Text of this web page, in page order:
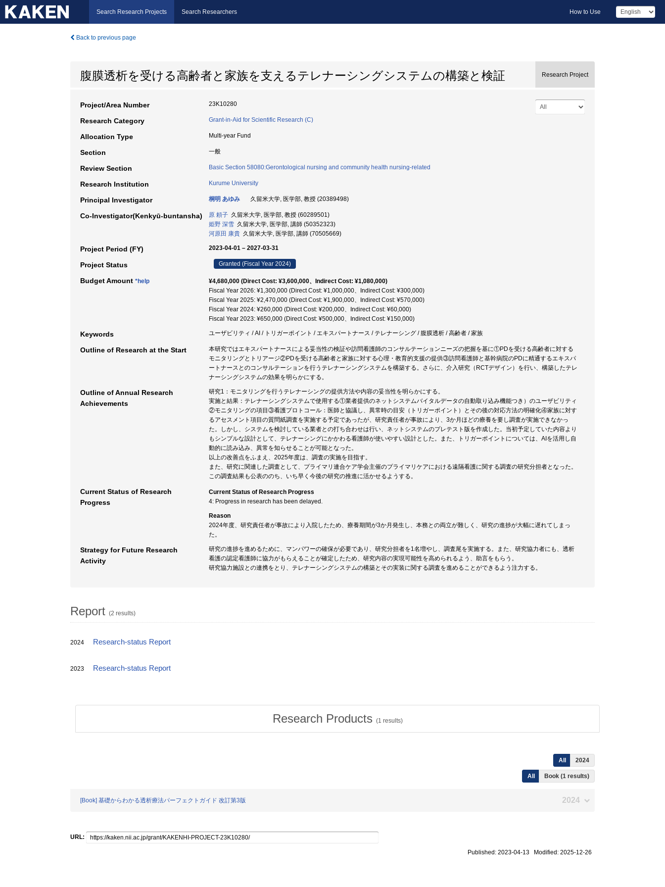
Search Research Projects Search Researchers How to Use
Back to previous page
腹膜透析を受ける高齢者と家族を支えるテレナーシングシステムの構築と検証 Research Project
Project/Area Number 23K10280
Research Category Grant-in-Aid for Scientific Research (C)
Allocation Type Multi-year Fund
Section 一般
Review Section Basic Section 58080:Gerontological nursing and community health nursing-related
Research Institution Kurume University
Principal Investigator 桐明 あゆみ 久留米大学, 医学部, 教授 (20389498)
Co-Investigator(Kenkyū-buntansha) 原 頼子 久留米大学, 医学部, 教授 (60289501)
姫野 深雪 久留米大学, 医学部, 講師 (50352323)
河原田 康貴 久留米大学, 医学部, 講師 (70505669)
Project Period (FY) 2023-04-01 – 2027-03-31
Project Status Granted (Fiscal Year 2024)
Budget Amount *help
¥4,680,000 (Direct Cost: ¥3,600,000、Indirect Cost: ¥1,080,000)
Fiscal Year 2026: ¥1,300,000 (Direct Cost: ¥1,000,000、Indirect Cost: ¥300,000)
Fiscal Year 2025: ¥2,470,000 (Direct Cost: ¥1,900,000、Indirect Cost: ¥570,000)
Fiscal Year 2024: ¥260,000 (Direct Cost: ¥200,000、Indirect Cost: ¥60,000)
Fiscal Year 2023: ¥650,000 (Direct Cost: ¥500,000、Indirect Cost: ¥150,000)
Keywords ユーザビリティ / AI / トリガーポイント / エキスパートナース / テレナーシング / 腹膜透析 / 高齢者 / 家族
Outline of Research at the Start
本研究ではエキスパートナースによる妥当性の検証や訪問看護師のコンサルテーションニーズの把握を基に①PDを受ける高齢者に対する
モニタリングとトリアージ②PDを受ける高齢者と家族に対する心理・教育的支援の提供③訪問看護師と基幹病院のPDに精通するエキスパ
ートナースとのコンサルテーションを行うテレナーシングシステムを構築する。さらに、介入研究（RCTデザイン）を行い、構築したテレ
ナーシングシステムの効果を明らかにする。
Outline of Annual Research
Achievements
研究1：モニタリングを行うテレナーシングの提供方法や内容の妥当性を明らかにする。
実施と結果：テレナーシングシステムで使用する①業者提供のネットシステムバイタルデータの自動取り込み機能つき）のユーザビリティ
②モニタリングの項目③看護プロトコール：医師と協議し、異常時の目安（トリガーポイント）とその後の対応方法の明確化④家族に対す
るアセスメント項目の質問紙調査を実施する予定であったが、研究責任者が事故により、3か月ほどの療養を要し調査が実施できなかっ
た。しかし、システムを検討している業者との打ち合わせは行い、ネットシステムのプレテスト版を作成した。当初予定していた内容より
もシンプルな設計として、テレナーシングにかかわる看護師が使いやすい設計とした。また、トリガーポイントについては、AIを活用し自
動的に読み込み、異常を知らせることが可能となった。
以上の改善点をふまえ、2025年度は、調査の実施を目指す。
また、研究に関連した調査として、プライマリ連合ケア学会主催のプライマリケアにおける遠隔看護に関する調査の研究分担者となった。
この調査結果も公表ののち、いち早く今後の研究の推進に活かせるようする。
Current Status of Research
Progress
Current Status of Research Progress
4: Progress in research has been delayed.
Reason
2024年度、研究責任者が事故により入院したため、療養期間が3か月発生し、本務との両立が難しく、研究の進捗が大幅に遅れてしまっ
た。
Strategy for Future Research
Activity
研究の進捗を進めるために、マンパワーの確保が必要であり、研究分担者を1名増やし、調査尾を実施する。また、研究協力者にも、透析
看護の認定看護師に協力がもらえることが確定したため、研究内容の実現可能性を高められるよう、助言をもらう。
研究協力施設との連携をとり、テレナーシングシステムの構築とその実装に関する調査を進めることができるよう注力する。
Report (2 results)
2024 Research-status Report
2023 Research-status Report
Research Products (1 results)
All 2024
All Book (1 results)
[Book] 基礎からわかる透析療法パーフェクトガイド 改訂第3版 2024
URL:
Published: 2023-04-13 Modified: 2025-12-26